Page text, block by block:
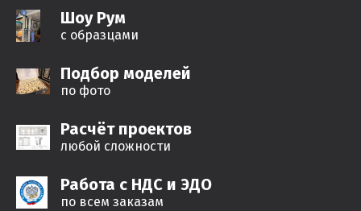
Шоу Рум
с образцами
Подбор моделей
по фото
Расчёт проектов
любой сложности
Работа с НДС и ЭДО
по всем заказам